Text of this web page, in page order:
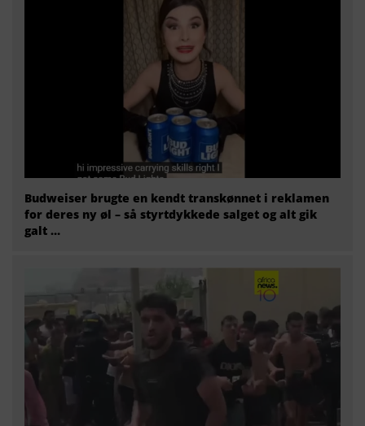
Budweiser brugte en kendt transkønnet i reklamen
for deres ny øl – så styrtdykkede salget og alt gik
galt …